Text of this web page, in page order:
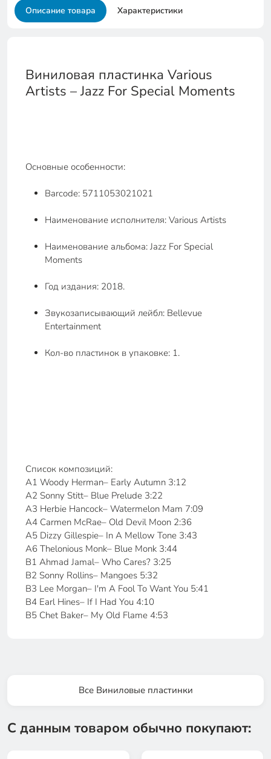
Описание товара Характеристики
Виниловая пластинка Various
Artists – Jazz For Special Moments
Основные особенности:
Barcode: 5711053021021
Наименование исполнителя: Various Artists
Наименование альбома: Jazz For Special
Moments
Год издания: 2018.
Звукозаписывающий лейбл: Bellevue
Entertainment
Кол-во пластинок в упаковке: 1.
Список композиций:
A1 Woody Herman– Early Autumn 3:12
A2 Sonny Stitt– Blue Prelude 3:22
A3 Herbie Hancock– Watermelon Mam 7:09
A4 Carmen McRae– Old Devil Moon 2:36
A5 Dizzy Gillespie– In A Mellow Tone 3:43
A6 Thelonious Monk– Blue Monk 3:44
B1 Ahmad Jamal– Who Cares? 3:25
B2 Sonny Rollins– Mangoes 5:32
B3 Lee Morgan– I'm A Fool To Want You 5:41
B4 Earl Hines– If I Had You 4:10
B5 Chet Baker– My Old Flame 4:53
Все Виниловые пластинки
С данным товаром обычно покупают: